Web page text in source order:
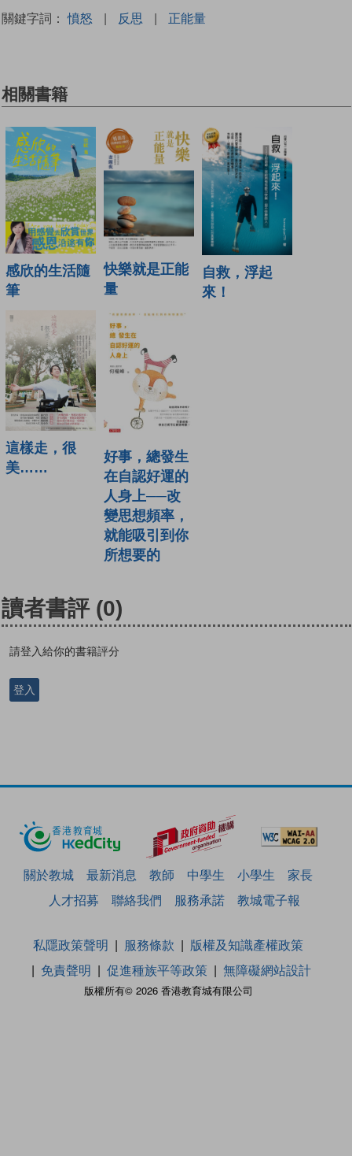
關鍵字詞：憤怒 | 反思 | 正能量
相關書籍
感欣的生活隨
筆
快樂就是正能
量
自救，浮起
來！
這樣走，很
美……
好事，總發生
在自認好運的
人身上──改
變思想頻率，
就能吸引到你
所想要的
讀者書評 (0)
請登入給你的書籍評分
登入
關於教城 最新消息 教師 中學生 小學生
家長
人才招募
聯絡我們 服務承諾 教城電子報
版權所有© 2026 香港教育城有限公司
私隱政策聲明 服務條款
版權及知識產權政策
免責聲明
促進種族平等政策 無障礙網站設計